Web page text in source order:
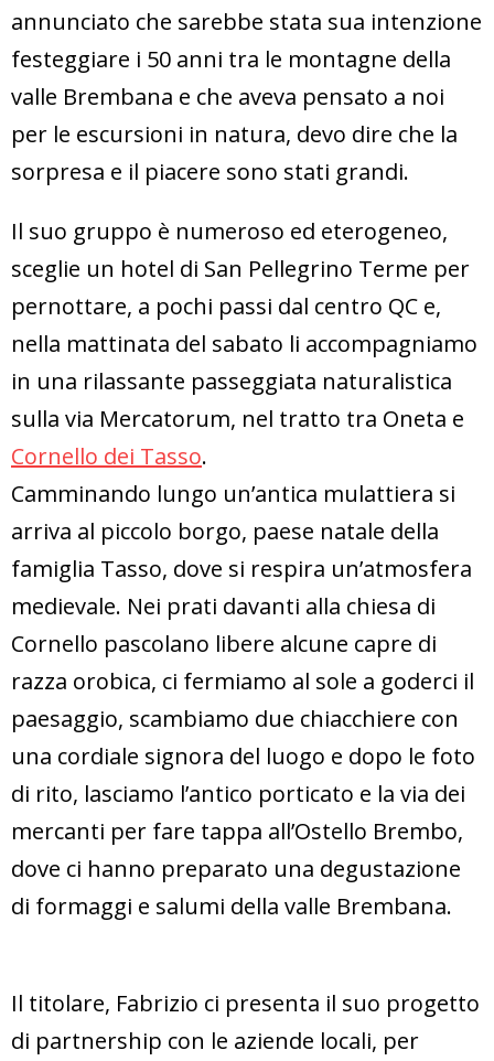
annunciato che sarebbe stata sua intenzione
festeggiare i 50 anni tra le montagne della
valle Brembana e che aveva pensato a noi
per le escursioni in natura, devo dire che la
sorpresa e il piacere sono stati grandi.
Il suo gruppo è numeroso ed eterogeneo,
sceglie un hotel di San Pellegrino Terme per
pernottare, a pochi passi dal centro QC e,
nella mattinata del sabato li accompagniamo
in una rilassante passeggiata naturalistica
sulla via Mercatorum, nel tratto tra Oneta e
Cornello dei Tasso.
Camminando lungo un’antica mulattiera si
arriva al piccolo borgo, paese natale della
famiglia Tasso, dove si respira un’atmosfera
medievale. Nei prati davanti alla chiesa di
Cornello pascolano libere alcune capre di
razza orobica, ci fermiamo al sole a goderci il
paesaggio, scambiamo due chiacchiere con
una cordiale signora del luogo e dopo le foto
di rito, lasciamo l’antico porticato e la via dei
mercanti per fare tappa all’Ostello Brembo,
dove ci hanno preparato una degustazione
di formaggi e salumi della valle Brembana.
Il titolare, Fabrizio ci presenta il suo progetto
di partnership con le aziende locali, per